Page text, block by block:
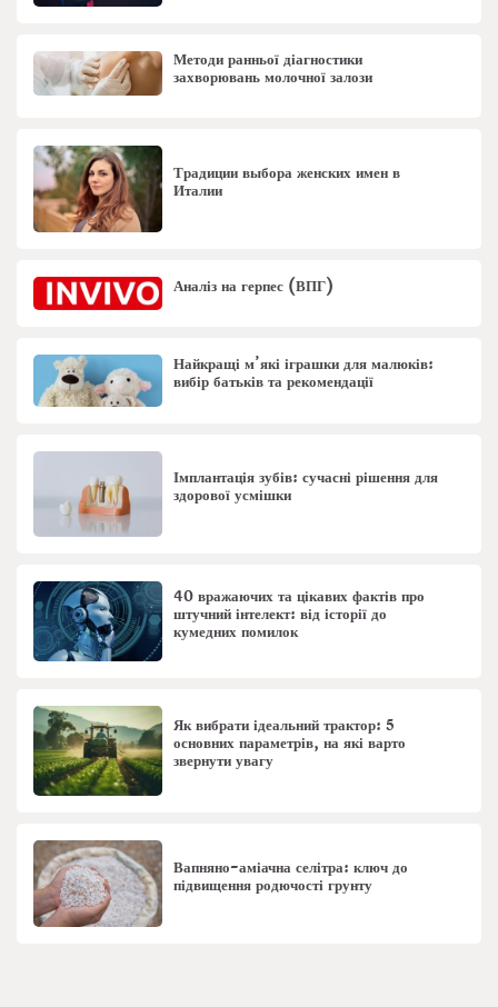
Методи ранньої діагностики
захворювань молочної залози
Традиции выбора женских имен в
Италии
Аналіз на герпес (ВПГ)
Найкращі м’які іграшки для малюків:
вибір батьків та рекомендації
Імплантація зубів: сучасні рішення для
здорової усмішки
40 вражаючих та цікавих фактів про
штучний інтелект: від історії до
кумедних помилок
Як вибрати ідеальний трактор: 5
основних параметрів, на які варто
звернути увагу
Вапняно-аміачна селітра: ключ до
підвищення родючості грунту